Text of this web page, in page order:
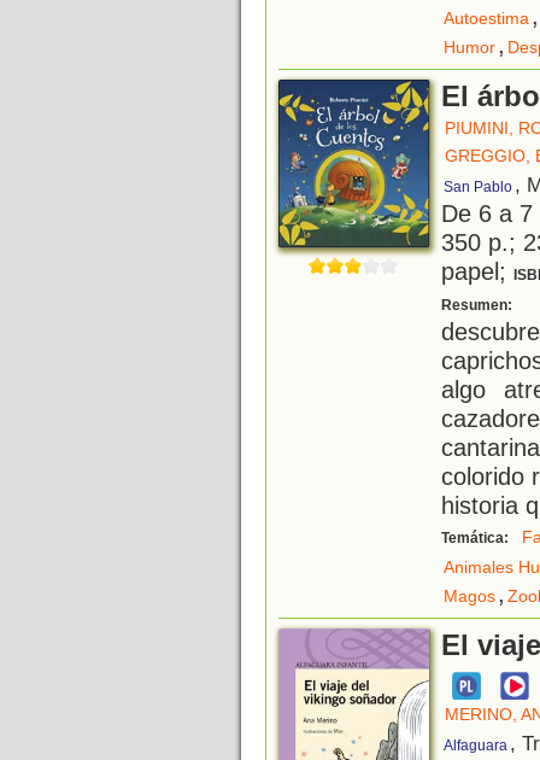
Autoestima,
Humor,
El
PIUMINI,
GREGGIO,
San Pablo ,
De 6 a
350 p.;
papel;
Resumen:
algo
colorido
historia
Temática:
Animales
Magos,
El
MERINO,
Alfaguara ,